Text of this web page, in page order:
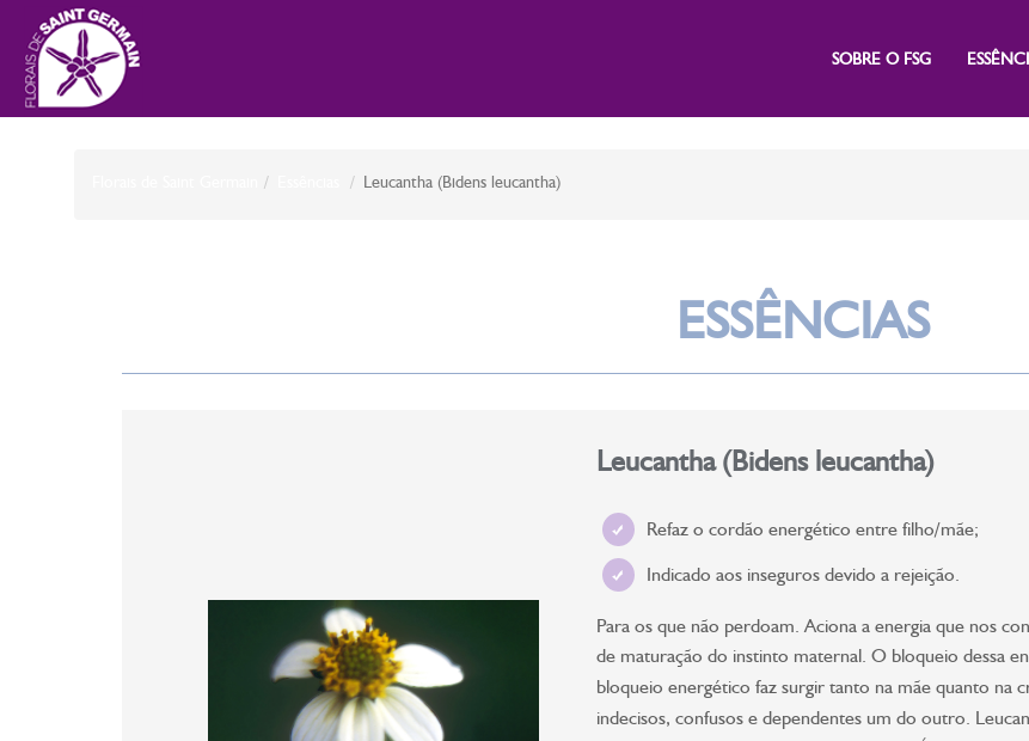
SOBRE O FSG
Leucantha (Bidens leucantha)
ESSÊNCIAS
Leucantha (Bidens leucantha)
Refaz o cordão energético entre filho/mãe;
Indicado aos inseguros devido a rejeição.
Para os que não perdoam. Aciona a energia que nos
de maturação do instinto maternal. O bloqueio dessa
bloqueio energético faz surgir tanto na mãe quanto na
indecisos, confusos e dependentes um do outro.